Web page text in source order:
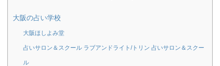
大阪の占い学校
大阪ほしよみ堂
占いサロン＆スクール ラブアンドライト/トリン 占いサロン＆スクー
ル